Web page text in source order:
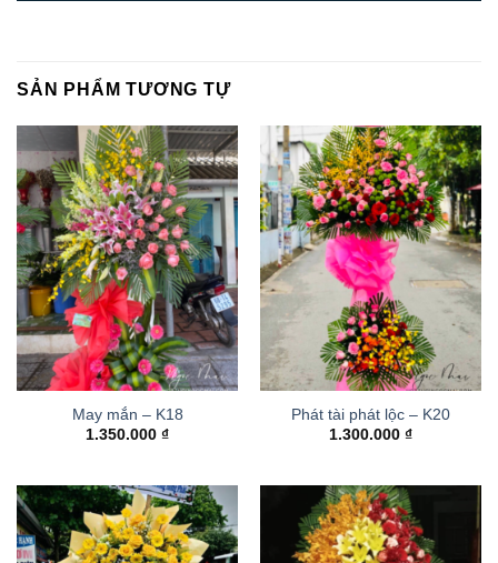
SẢN PHẨM TƯƠNG TỰ
May mắn – K18
1.350.000 ₫
Phát tài phát lộc – K20
1.300.000 ₫